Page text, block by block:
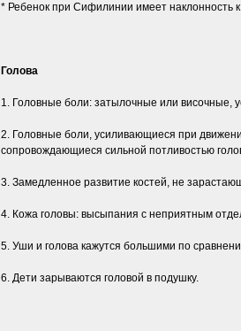
* Ребенок при Сифилинии имеет наклонность к
Голова
1. Головные боли: затылочные или височные,
2. Головные боли, усиливающиеся при
сопровождающиеся сильной потливостью
3. Замедленное развитие костей, не
4. Кожа головы: высыпания с неприятным
5. Уши и голова кажутся большими по
6. Дети зарываются головой в подушку.